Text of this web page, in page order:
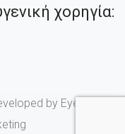
χορηγία:
by Eyewide -